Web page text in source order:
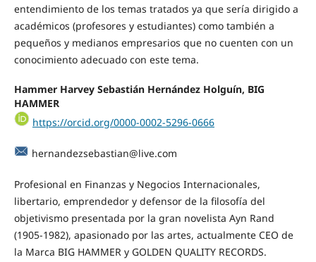
entendimiento de los temas tratados ya que sería dirigido a
académicos (profesores y estudiantes) como también a
pequeños y medianos empresarios que no cuenten con un
conocimiento adecuado con este tema.
Hammer Harvey Sebastián Hernández Holguín, BIG
HAMMER
https://orcid.org/0000-0002-5296-0666
hernandezsebastian@live.com
Profesional en Finanzas y Negocios Internacionales,
libertario, emprendedor y defensor de la filosofía del
objetivismo presentada por la gran novelista Ayn Rand
(1905-1982), apasionado por las artes, actualmente CEO de
la Marca BIG HAMMER y GOLDEN QUALITY RECORDS.